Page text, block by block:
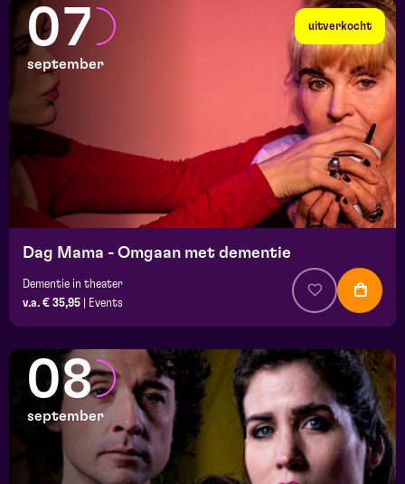
uitverkocht
07
september
Dag Mama - Omgaan met dementie
Dementie in theater
v.a. € 35,95
Events
08
september